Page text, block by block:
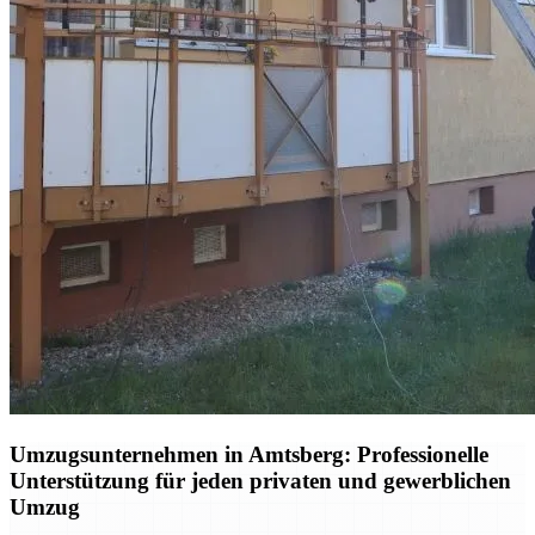
Umzugsunternehmen in Amtsberg: Professionelle
Unterstützung für jeden privaten und gewerblichen
Umzug